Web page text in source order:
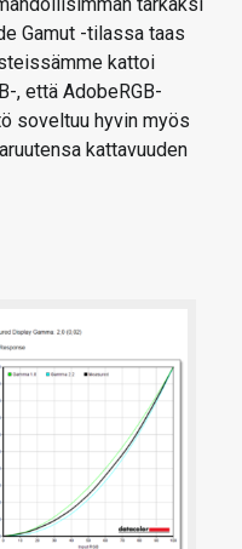
Gamut -tilassa taas
kattoi
, että AdobeRGB-
soveltuu hyvin myös
kattavuuden